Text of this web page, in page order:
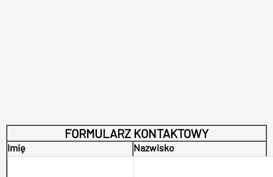
FORMULARZ KONTAKTOWY
Imię Nazwisko